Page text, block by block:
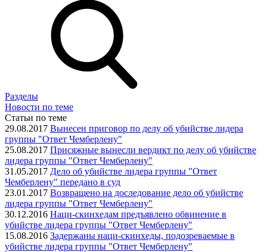
Разделы
Новости по теме
Статьи по теме
29.08.2017 Вынесен приговор по делу об убийстве лидера
группы "Ответ Чемберлену"
25.08.2017 Присяжные вынесли вердикт по делу об убийстве
лидера группы "Ответ Чемберлену"
31.05.2017 Дело об убийстве лидера группы "Ответ
Чемберлену" передано в суд
23.01.2017 Возвращено на доследование дело об убийстве
лидера группы "Ответ Чемберлену"
30.12.2016 Наци-скинхедам предъявлено обвинение в
убийстве лидера группы "Ответ Чемберлену"
15.08.2016 Задержаны наци-скинхеды, подозреваемые в
убийстве лидера группы "Ответ Чемберлену"